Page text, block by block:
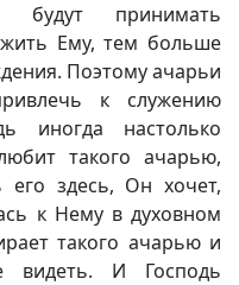
принимать
Ему, тем больше
Поэтому ачарьи
к служению
иногда настолько
такого ачарью,
здесь, Он хочет,
к Нему в духовном
такого ачарью и
И Господь